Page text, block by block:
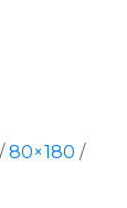
/80×180 /